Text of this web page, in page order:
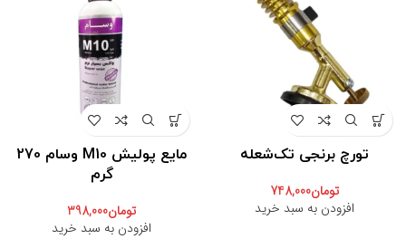
تورچ برنجی تک‌شعله
تومان748,000
افزودن به سبد خرید
مایع پولیش M10 وسام 270
گرم
تومان398,000
افزودن به سبد خرید